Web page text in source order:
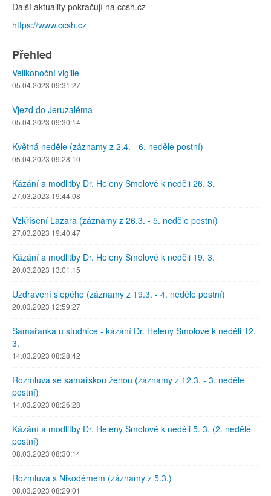
Další aktuality pokračují na ccsh.cz
https://www.ccsh.cz
Přehled
Velikonoční vigilie
05.04.2023 09:31:27
Vjezd do Jeruzaléma
05.04.2023 09:30:14
Květná neděle (záznamy z 2.4. - 6. neděle postní)
05.04.2023 09:28:10
Kázání a modlitby Dr. Heleny Smolové k neděli 26. 3.
27.03.2023 19:44:08
Vzkříšení Lazara (záznamy z 26.3. - 5. neděle postní)
27.03.2023 19:40:47
Kázání a modlitby Dr. Heleny Smolové k neděli 19. 3.
20.03.2023 13:01:15
Uzdravení slepého (záznamy z 19.3. - 4. neděle postní)
20.03.2023 12:59:27
Samařanka u studnice - kázání Dr. Heleny Smolové k neděli 12.
3.
14.03.2023 08:28:42
Rozmluva se samařskou ženou (záznamy z 12.3. - 3. neděle
postní)
14.03.2023 08:26:28
Kázání a modlitby Dr. Heleny Smolové k neděli 5. 3. (2. neděle
postní)
08.03.2023 08:30:14
Rozmluva s Nikodémem (záznamy z 5.3.)
08.03.2023 08:29:01